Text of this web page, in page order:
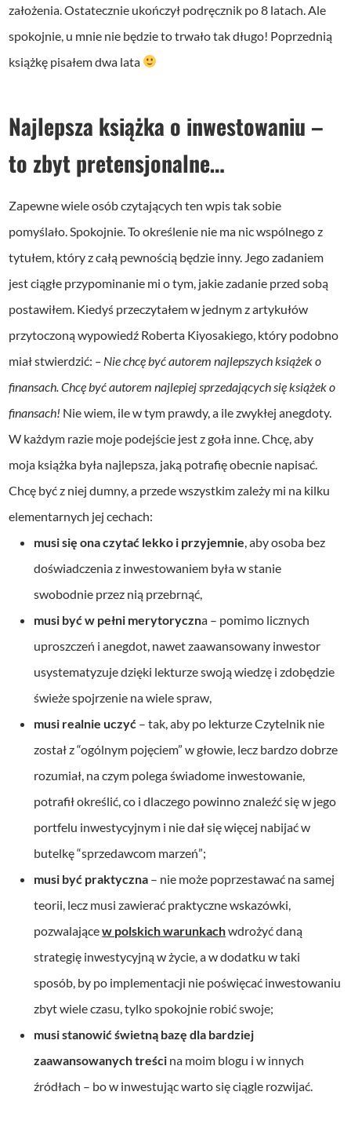
założenia. Ostatecznie ukończył podręcznik po 8 latach. Ale
spokojnie, u mnie nie będzie to trwało tak długo! Poprzednią
książkę pisałem dwa lata
Najlepsza książka o inwestowaniu –
to zbyt pretensjonalne…
Zapewne wiele osób czytających ten wpis tak sobie
pomyślało. Spokojnie. To określenie nie ma nic wspólnego z
tytułem, który z całą pewnością będzie inny. Jego zadaniem
jest ciągłe przypominanie mi o tym, jakie zadanie przed sobą
postawiłem. Kiedyś przeczytałem w jednym z artykułów
przytoczoną wypowiedź Roberta Kiyosakiego, który podobno
miał stwierdzić: – Nie chcę być autorem najlepszych książek o
finansach. Chcę być autorem najlepiej sprzedających się książek o
finansach! Nie wiem, ile w tym prawdy, a ile zwykłej anegdoty.
W każdym razie moje podejście jest z goła inne. Chcę, aby
moja książka była najlepsza, jaką potrafię obecnie napisać.
Chcę być z niej dumny, a przede wszystkim zależy mi na kilku
elementarnych jej cechach:
musi się ona czytać lekko i przyjemnie , aby osoba bez
doświadczenia z inwestowaniem była w stanie
swobodnie przez nią przebrnąć,
musi być w pełni merytoryczna – pomimo licznych
uproszczeń i anegdot, nawet zaawansowany inwestor
usystematyzuje dzięki lekturze swoją wiedzę i zdobędzie
świeże spojrzenie na wiele spraw,
musi realnie uczyć – tak, aby po lekturze Czytelnik nie
został z “ogólnym pojęciem” w głowie, lecz bardzo dobrze
rozumiał, na czym polega świadome inwestowanie,
potrafił określić, co i dlaczego powinno znaleźć się w jego
portfelu inwestycyjnym i nie dał się więcej nabijać w
butelkę “sprzedawcom marzeń”;
musi być praktyczna – nie może poprzestawać na samej
teorii, lecz musi zawierać praktyczne wskazówki,
pozwalającew polskich warunkachwdrożyć daną
strategię inwestycyjną w życie, a w dodatku w taki
sposób, by po implementacji nie poświęcać inwestowaniu
zbyt wiele czasu, tylko spokojnie robić swoje;
musi stanowić świetną bazę dla bardziej
zaawansowanych treści na moim blogu i w innych
źródłach – bo w inwestując warto się ciągle rozwijać.